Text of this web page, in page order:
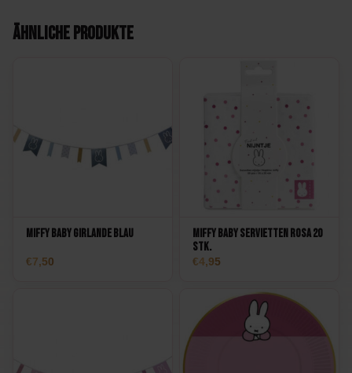
Und jetzt können Sie das an Ihr eigenes kleines Wunder
Einwegbecher klingen vielleicht nicht sexy, aber denken Sie an
die Bequemlichkeit. Nach all den Vorbereitungen, nach der
Dekoration Ihres Hauses, nach dem Arrangieren von Snacks und
Getränken möchten Sie sich nach der Veranstaltung einfach nur
entspannen können. Keine Berge von Geschirr, keine Hektik.
Die Becher sind aus stabilem Karton, so dass Sie sich keine
ob Sie Kaffee, Tee, Softdrinks oder einen festlichen Saft
einschenken, diese Becher halten alles aus. Und mit acht Stück in
einer Packung haben Sie genug für eine gemütliche Runde.
Kombinieren und Feiern
Ähnliche Produkte
Miffy Baby Girlande Blau
7,50
Miffy Baby Servietten Rosa 20
Stk.
4,95